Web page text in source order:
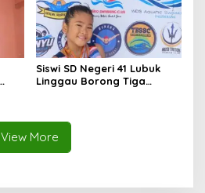
Siswi SD Negeri 41 Lubuk
Linggau Borong Tiga
View More